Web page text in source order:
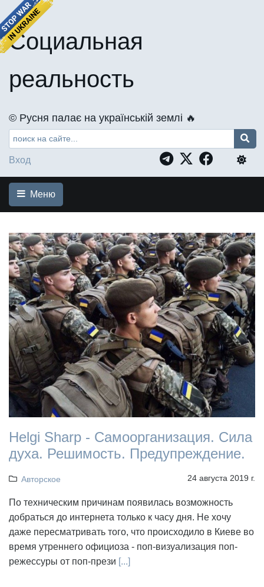
Социальная
реальность
©️ Русня палає на українській землі 🔥
Вход
Меню
Helgi Sharp - Самоорганизация. Сила
духа. Решимость. Предупреждение.
Авторское 24 августа 2019 г.
По техническим причинам появилась возможность
добраться до интернета только к часу дня. Не хочу
даже пересматривать того, что происходило в Киеве во
время утреннего официоза - поп-визуализация поп-
режессуры от поп-прези [...]